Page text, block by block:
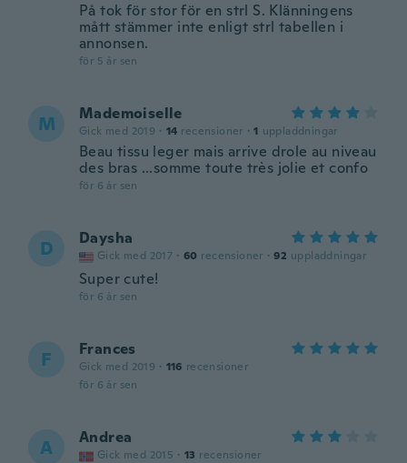
På tok för stor för en strl S. Klänningens
mått stämmer inte enligt strl tabellen i
annonsen.
för 5 år sen
M Mademoiselle
Gick med 2019 · 14 recensioner · 1 uppladdningar
Beau tissu leger mais arrive drole au niveau
des bras ...somme toute très jolie et confo
för 6 år sen
D Daysha
Gick med 2017 · 60 recensioner · 92 uppladdningar
Super cute!
för 6 år sen
F Frances
Gick med 2019 · 116 recensioner
för 6 år sen
A Andrea
Gick med 2015 · 13 recensioner